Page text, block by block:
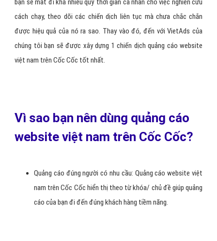
bạn sẽ mất đi khá nhiều quỹ thời gian cá nhân cho việc nghiên cứu
cách chạy, theo dõi các chiến dịch liên tục mà chưa chắc chắn
được hiệu quả của nó ra sao. Thay vào đó, đến với VietAds của
chúng tôi bạn sẽ được xây dựng 1 chiến dịch quảng cáo website
việt nam trên Cốc Cốc tốt nhất.
Vì sao bạn nên dùng quảng cáo
website việt nam trên Cốc Cốc?
Quảng cáo đúng người có nhu cầu: Quảng cáo website việt
nam trên Cốc Cốc hiển thị theo từ khóa/ chủ đề giúp quảng
cáo của bạn đi đến đúng khách hàng tiềm năng.